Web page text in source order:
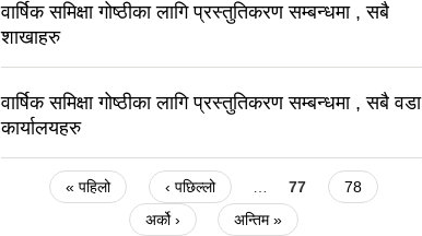
वार्षिक समिक्षा गोष्ठीका लागि प्रस्तुतिकरण सम्बन्धमा , सबै
शाखाहरु
वार्षिक समिक्षा गोष्ठीका लागि प्रस्तुतिकरण सम्बन्धमा , सबै वडा
कार्यालयहरु
Pages« पहिलो ‹ पछिल्लो 77
78
अर्को ›
अन्तिम »